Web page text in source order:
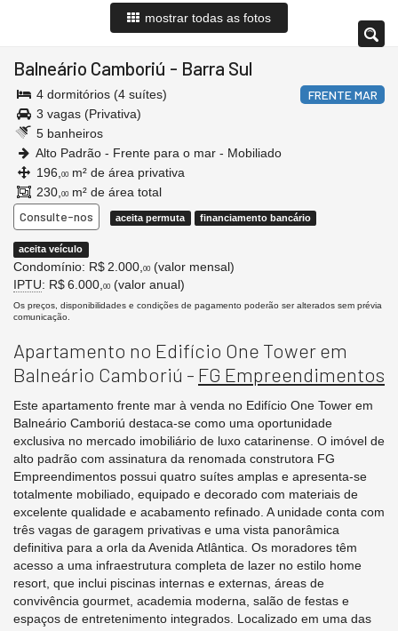
mostrar todas as fotos
Balneário Camboriú - Barra Sul
FRENTE MAR
4 dormitórios (4 suítes)
3 vagas (Privativa)
5 banheiros
Alto Padrão - Frente para o mar - Mobiliado
196, 00 m² de área privativa
230, 00 m² de área total
Consulte-nos aceita permuta financiamento bancário
aceita veículo
Condomínio: R$ 2.000, 00 (valor mensal)
IPTU: R$ 6.000, 00 (valor anual)
Os preços, disponibilidades e condições de pagamento poderão ser alterados sem prévia
comunicação.
Apartamento no Edifício One Tower em
Balneário Camboriú - FG Empreendimentos
Este apartamento frente mar à venda no Edifício One Tower em
Balneário Camboriú destaca-se como uma oportunidade
exclusiva no mercado imobiliário de luxo catarinense. O imóvel de
alto padrão com assinatura da renomada construtora FG
Empreendimentos possui quatro suítes amplas e apresenta-se
totalmente mobiliado, equipado e decorado com materiais de
excelente qualidade e acabamento refinado. A unidade conta com
três vagas de garagem privativas e uma vista panorâmica
definitiva para a orla da Avenida Atlântica. Os moradores têm
acesso a uma infraestrutura completa de lazer no estilo home
resort, que inclui piscinas internas e externas, áreas de
convivência gourmet, academia moderna, salão de festas e
espaços de entretenimento integrados. Localizado em uma das